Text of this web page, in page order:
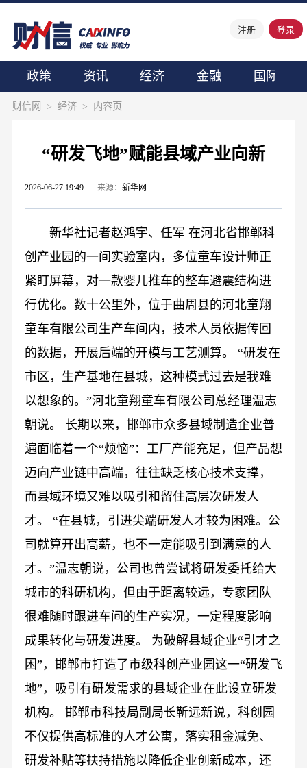
注册 登录
政策 资讯 经济 金融 国际
财信网 > 经济> 内容页
“研发飞地”赋能县域产业向新
2026-06-27 19:49 来源： 新华网
新华社记者赵鸿宇、任军 在河北省邯郸科
创产业园的一间实验室内，多位童车设计师正
紧盯屏幕，对一款婴儿推车的整车避震结构进
行优化。数十公里外，位于曲周县的河北童翔
童车有限公司生产车间内，技术人员依据传回
的数据，开展后端的开模与工艺测算。 “研发在
市区，生产基地在县城，这种模式过去是我难
以想象的。”河北童翔童车有限公司总经理温志
朝说。 长期以来，邯郸市众多县域制造企业普
遍面临着一个“烦恼”：工厂产能充足，但产品想
迈向产业链中高端，往往缺乏核心技术支撑，
而县域环境又难以吸引和留住高层次研发人
才。 “在县城，引进尖端研发人才较为困难。公
司就算开出高薪，也不一定能吸引到满意的人
才。”温志朝说，公司也曾尝试将研发委托给大
城市的科研机构，但由于距离较远，专家团队
很难随时跟进车间的生产实况，一定程度影响
成果转化与研发进度。 为破解县域企业“引才之
困”，邯郸市打造了市级科创产业园这一“研发飞
地”，吸引有研发需求的县域企业在此设立研发
机构。 邯郸市科技局副局长靳远新说，科创园
不仅提供高标准的人才公寓，落实租金减免、
研发补贴等扶持措施以降低企业创新成本，还